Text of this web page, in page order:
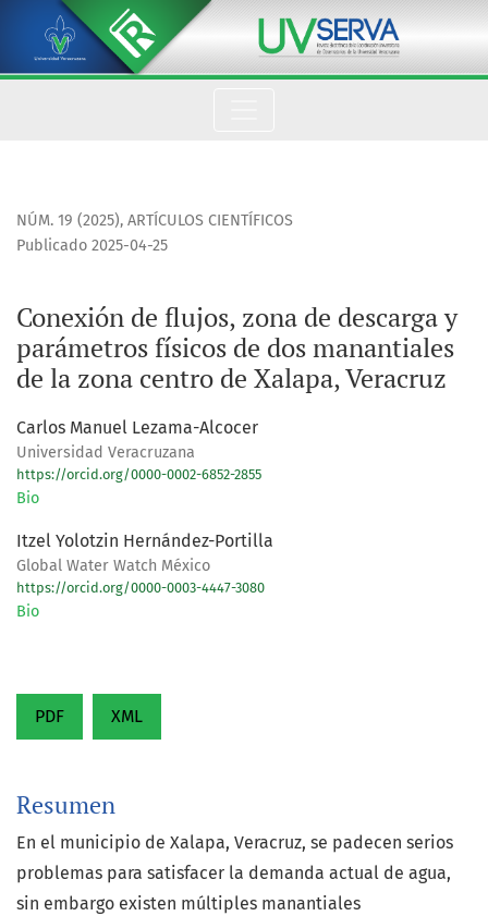
Conexión de flujos, zona de descarga y parámetros físicos
NÚM. 19 (2025), ARTÍCULOS CIENTÍFICOS
Conexión de flujos, zona de descarga y
parámetros físicos de dos manantiales
de la zona centro de Xalapa, Veracruz
Publicado 2025-04-25
Carlos Manuel Lezama-Alcocer
Universidad Veracruzana
https://orcid.org/0000-0002-6852-2855
Bio
Itzel Yolotzin Hernández-Portilla
Global Water Watch México
https://orcid.org/0000-0003-4447-3080
Bio
PDF XML
Resumen
En el municipio de Xalapa, Veracruz, se padecen serios
problemas para satisfacer la demanda actual de agua,
sin embargo existen múltiples manantiales